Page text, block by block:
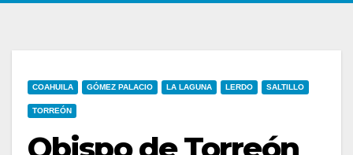
COAHUILA GÓMEZ PALACIO LA LAGUNA LERDO SALTILLO
TORREÓN